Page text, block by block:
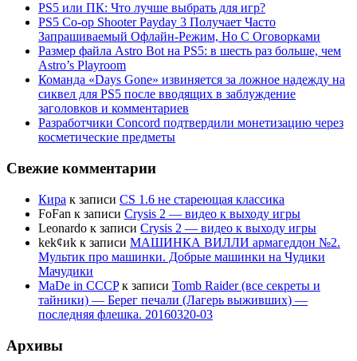
PS5 или ПК: Что лучше выбрать для игр?
PS5 Co-op Shooter Payday 3 Получает Часто
Запрашиваемый Офлайн-Режим, Но С Оговорками
Размер файла Astro Bot на PS5: в шесть раз больше, чем
Astro’s Playroom
Команда «Days Gone» извиняется за ложное надежду на
сиквел для PS5 после вводящих в заблуждение
заголовков и комментариев
Разработчики Concord подтвердили монетизацию через
косметические предметы
Свежие комментарии
Кира к записи CS 1.6 не стареющая классика
FoFan к записи Crysis 2 — видео к выходу игры
Leonardo к записи Crysis 2 — видео к выходу игры
kek¢иk к записи МАШИНКА ВИЛЛИ армагеддон №2.
Мультик про машинки. Добрые машинки на Чудики
Мачудики
MaDe in CCCPк записи Tomb Raider (все секреты и
тайники) — Берег печали (Лагерь выживших) —
последняя флешка. 20160320-03
Архивы